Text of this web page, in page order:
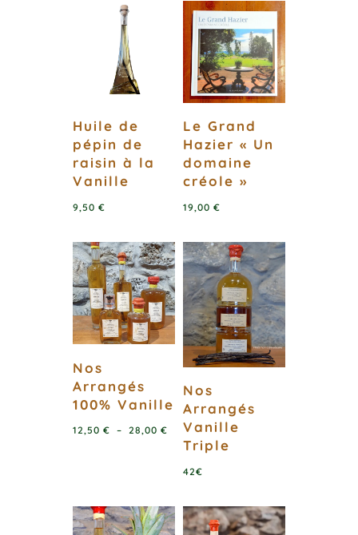
à
32,00 €
Huile de
pépin de
raisin à la
Vanille
9,50 €
Le Grand
Hazier « Un
domaine
créole »
19,00€
Nos
Arrangés
100% Vanille
12,50 € – 28,00 €Plage
prix :
à
Nos
Arrangés
Vanille
Triple
42€